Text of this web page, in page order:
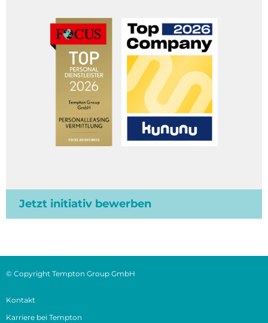
Jetzt initiativ bewerben
© Copyright Tempton Group GmbH
Kontakt
Karriere bei Tempton